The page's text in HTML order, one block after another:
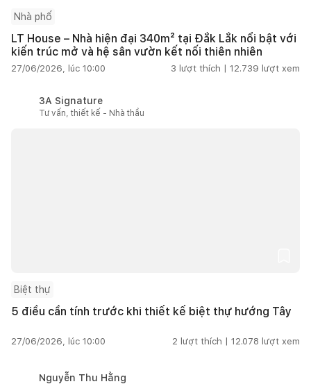
Nhà phố
LT House – Nhà hiện đại 340m² tại Đắk Lắk nổi bật với
kiến trúc mở và hệ sân vườn kết nối thiên nhiên
27/06/2026, lúc 10:00 3 lượt thích | 12.739 lượt xem
3A Signature
Tư vấn, thiết kế - Nhà thầu
Biệt thự
5 điều cần tính trước khi thiết kế biệt thự hướng Tây
27/06/2026, lúc 10:00 2 lượt thích | 12.078 lượt xem
Nguyễn Thu Hằng